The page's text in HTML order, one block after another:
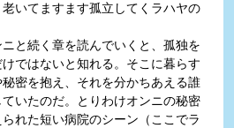
いてますます孤立してくラハヤの
と続く章を読んでいくと、孤独を
ではないと知れる。そこに暮らす
密を抱え、それを分かちあえる誰
いたのだ。とりわけオンニの秘密
れた短い病院のシーン（ここでラ